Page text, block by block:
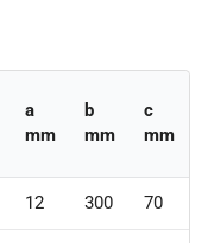
a
mm
b
mm
c
mm
12 300 70